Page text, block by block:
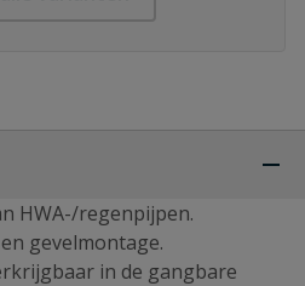
HWA-/regenpijpen.
gevelmontage.
in de gangbare